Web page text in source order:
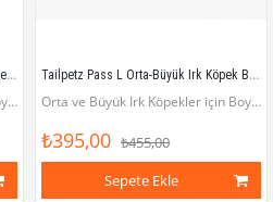
Tailpetz Leopard L Orta-Büyük Irk Köpek Boyun Tasması (Boyun 40 cm x 65 cm)
Orta ve Büyük Irk Köpekler için Boyun Tasması (Boyun çevresi 40 x 65 cm)
Tailpetz Pass L Orta-Büyük Irk Köpek Boyun Tasması (Boyun 40 cm x 65 cm)
Orta ve Büyük Irk Köpekler için Boyun Tasması (Boyun çevresi 40 x 65 cm)
₺395,00 ₺455,00
Sepete Ekle